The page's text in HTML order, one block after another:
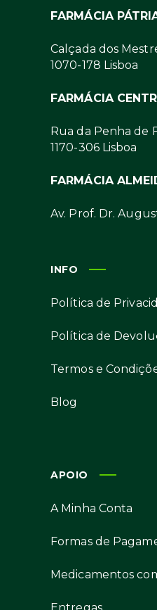
FARMÁCIA
Calçada dos
1070-178 Lisboa
FARMÁCIA
Rua da Penha de
1170-306 Lisboa
FARMÁCIA
Av. Prof. Dr.
INFO
Política de
Política de
Termos e
Blog
APOIO
A Minha Conta
Formas de
Medicamentos